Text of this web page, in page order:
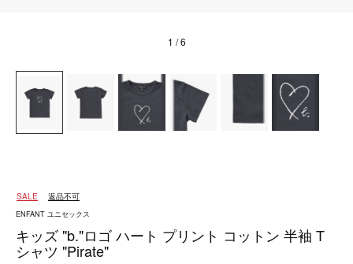
1 / 6
SALE 返品不可
ENFANT ユニセックス
キッズ "b."ロゴ ハート プリント コットン 半袖 T
シャツ "Pirate"